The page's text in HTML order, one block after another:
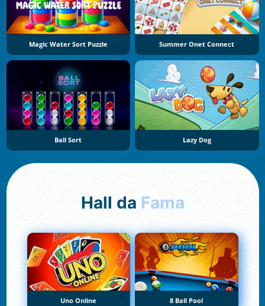
Magic Water Sort Puzzle Summer Onet Connect
Ball Sort Lazy Dog
Hall da Fama
Uno Online 8 Ball Pool